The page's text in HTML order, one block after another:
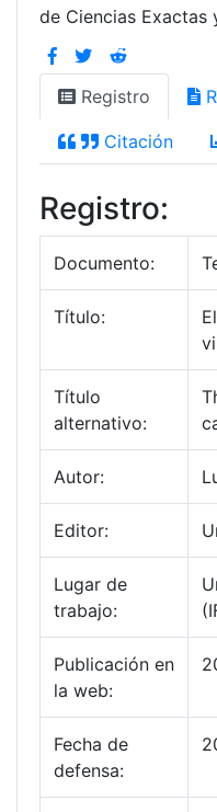
de Ciencias Exactas
Registro
Citación
Registro:
Documento:
Título:
Título
alternativo:
Autor:
Editor:
Lugar de
trabajo:
Publicación en
la web:
Fecha de
defensa: